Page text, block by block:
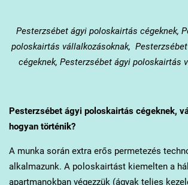
Pesterzsébet ágyi poloskairtás cégeknek,
poloskairtás vállalkozásoknak,
cégeknek, Pesterzsébet ágyi poloskairtás
Pesterzsébetágyi poloskairtás cégeknek,
hogyan történik?
A munka során extra erős permetezés
alkalmazunk. A poloskairtást kiemelten a
apartmanokban végezzük (ágyak teljes